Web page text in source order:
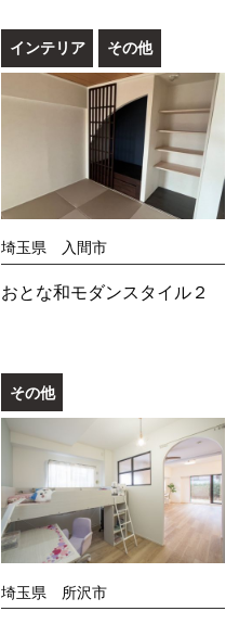
インテリア その他
埼玉県 入間市
おとな和モダンスタイル２
その他
埼玉県 所沢市